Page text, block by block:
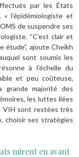
par les États
l’épidémiologiste et
de suspendre ses
“C’est clair et
ajoute Cheikh
sont soumis les
à l’échelle du
et peu coûteuse,
grande majorité des
les luttes liées
VIH sont restées très
choisir ses stratégies
mirent en avant